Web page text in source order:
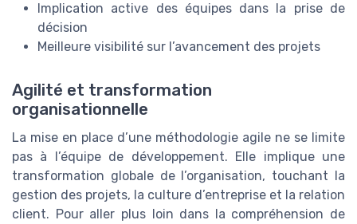
Implication active des équipes dans la prise de
décision
Meilleure visibilité sur l’avancement des projets
Agilité et transformation
organisationnelle
La mise en place d’une méthodologie agile ne se limite
pas à l’équipe de développement. Elle implique une
transformation globale de l’organisation, touchant la
gestion des projets, la culture d’entreprise et la relation
client. Pour aller plus loin dans la compréhension de